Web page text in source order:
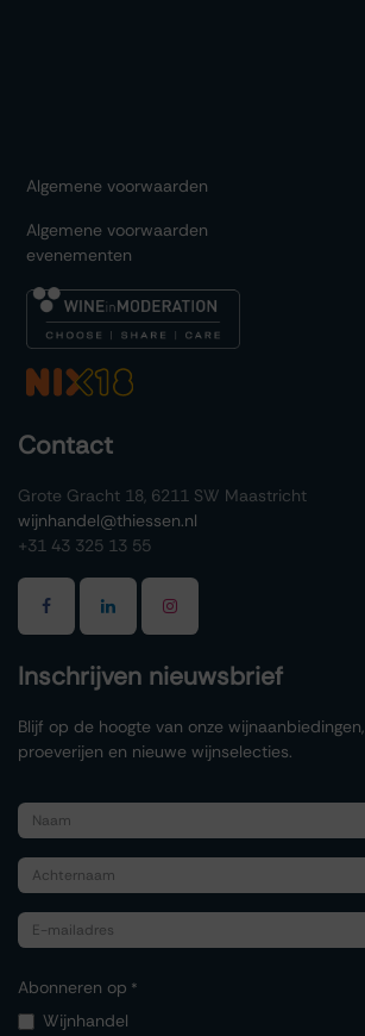
Algemene voorwaarden
Algemene voorwaarden
evenementen
Contact
Grote Gracht 18, 6211 SW Maastricht
wijnhandel@thiessen.nl
+31 43 325 13 55
Inschrijven nieuwsbrief
Blijf op de hoogte van onze wijnaanbiedingen,
proeverijen en nieuwe wijnselecties.
Abonneren op *
Wijnhandel